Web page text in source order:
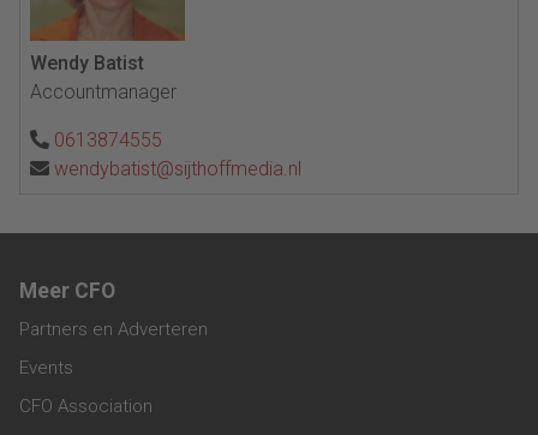
Wendy Batist
Accountmanager
0613874555
wendybatist@sijthoffmedia.nl
Meer CFO
Partners en Adverteren
Events
CFO Association